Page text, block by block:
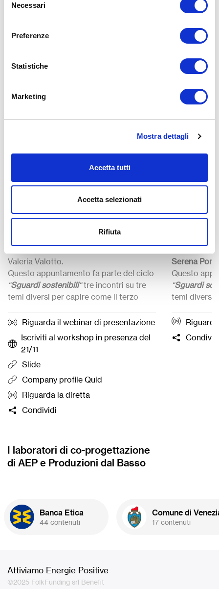
delNecessari
Preferenze
Statistiche
Marketing
Mostra dettagli
Accetta tutti
Accetta selezionati
Rifiuta
Valeria Valotto
I modelli circolari possono ridurre
Valeria Valotto.
Questo appuntamento fa parte del ciclo
“Sguardi sostenibili“tre incontri su tre
temi diversi per capire come il terzo
costruiscono un futuro sostenibile.
Webinaronline di presentazione del
workshop:
14 Novembre
ore 11:00
(senza registrazione)
➜ Workshop
ore 14:30a Trento, quartiere Le Albere
(su registrazione).
Riguarda il webinar di presentazione
Iscriviti al workshop in presenza del
21/11
Slide
Company profile Quid
Riguarda la diretta
Condividi
10
Maria
La
Serena
Questo
“Sguardi
temi diversi
➜ Webinar
workshop:
I laboratori di co-progettazione
di AEP e Produzioni dal Basso
Banca Etica
44 contenuti
Comune di
17 contenuti
Attiviamo Energie Positive
©2025 FolkFunding srl Benefit